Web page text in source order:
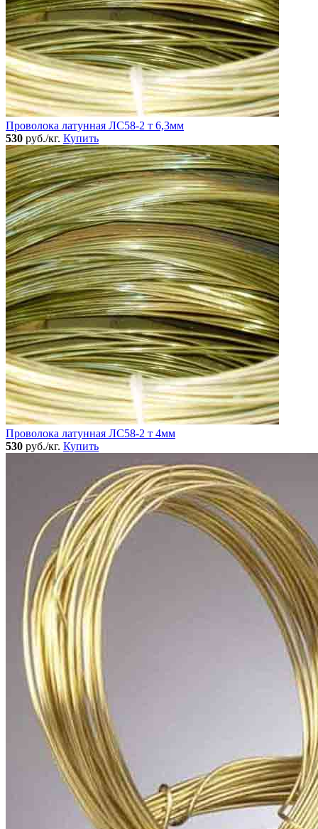
Проволока латунная ЛС58-2 т 6,3мм
530 руб./кг. Купить
Проволока латунная ЛС58-2 т 4мм
530 руб./кг. Купить